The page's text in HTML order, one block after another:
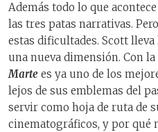
Además todo lo que
las tres patas narrativas.
estas dificultades. Scott
una nueva dimensión. Con
Marte es ya uno de los
lejos de sus emblemas del
servir como hoja de ruta de
cinematográficos, y por qué